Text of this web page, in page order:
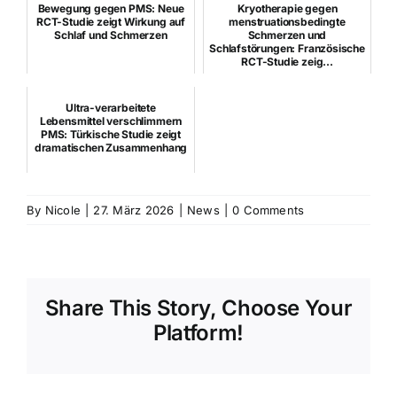
Bewegung gegen PMS: Neue
RCT-Studie zeigt Wirkung auf
Schlaf und Schmerzen
Kryotherapie gegen
menstruationsbedingte
Schmerzen und
Schlafstörungen: Französische
RCT-Studie zeig...
Ultra-verarbeitete
Lebensmittel verschlimmern
PMS: Türkische Studie zeigt
dramatischen Zusammenhang
By Nicole 27. März 2026 News 0 Comments
Share This Story, Choose Your
Platform!